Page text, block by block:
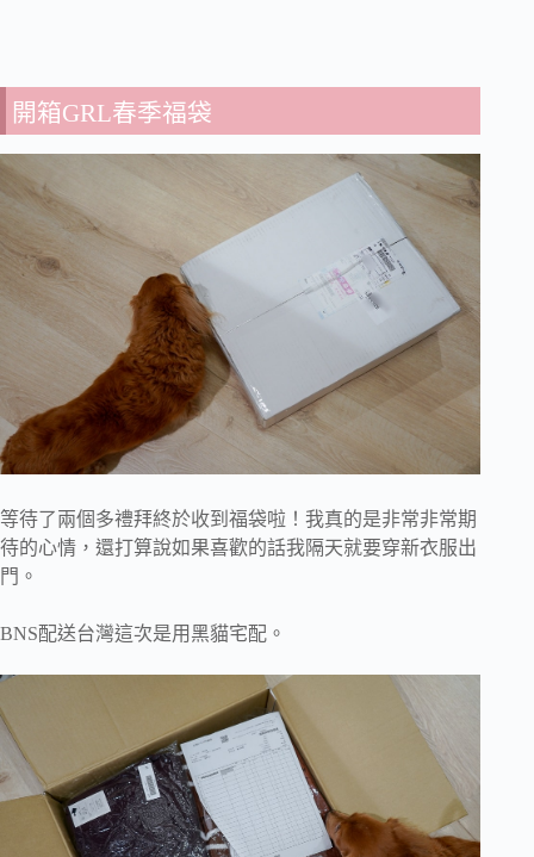
開箱GRL春季福袋
等待了兩個多禮拜終於收到福袋啦！我真的是非常非常期
待的心情，還打算說如果喜歡的話我隔天就要穿新衣服出
門。
BNS配送台灣這次是用黑貓宅配。